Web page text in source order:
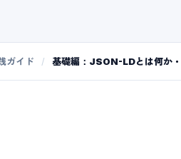
ガイド / 基礎編：JSON-LDとは何か